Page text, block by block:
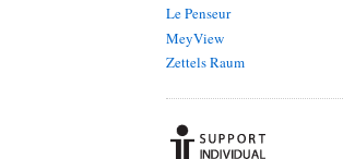
Le Penseur
MeyView
Zettels Raum